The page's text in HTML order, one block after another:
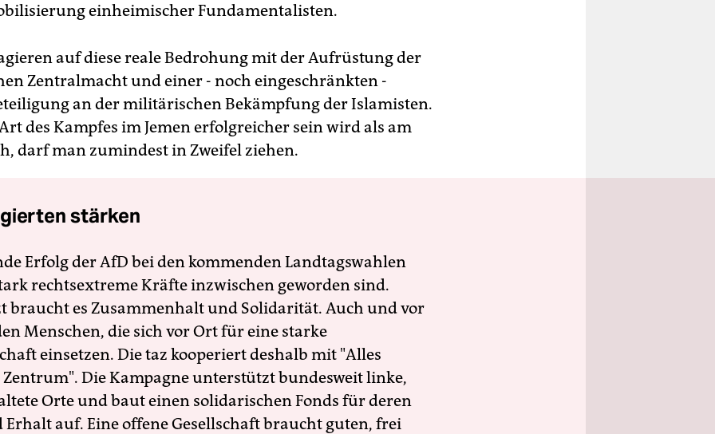
einheimischer Fundamentalisten.
auf diese reale Bedrohung mit der Aufrüstung der
Zentralmacht und einer - noch eingeschränkten -
an der militärischen Bekämpfung der Islamisten.
des Kampfes im Jemen erfolgreicher sein wird als am
darf man zumindest in Zweifel ziehen.
stärken
Erfolg der AfD bei den kommenden Landtagswahlen
rechtsextreme Kräfte inzwischen geworden sind.
braucht es Zusammenhalt und Solidarität. Auch und vor
Menschen, die sich vor Ort für eine starke
einsetzen. Die taz kooperiert deshalb mit "Alles
Die Kampagne unterstützt bundesweit linke,
Orte und baut einen solidarischen Fonds für deren
Erhalt auf. Eine offene Gesellschaft braucht guten, frei